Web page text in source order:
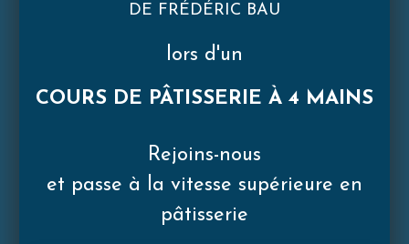
DE FRÉDÉRIC BAU
lors d'un
COURS DE PÂTISSERIE À 4 MAINS
Rejoins-nous
et passe à la vitesse supérieure en
pâtisserie